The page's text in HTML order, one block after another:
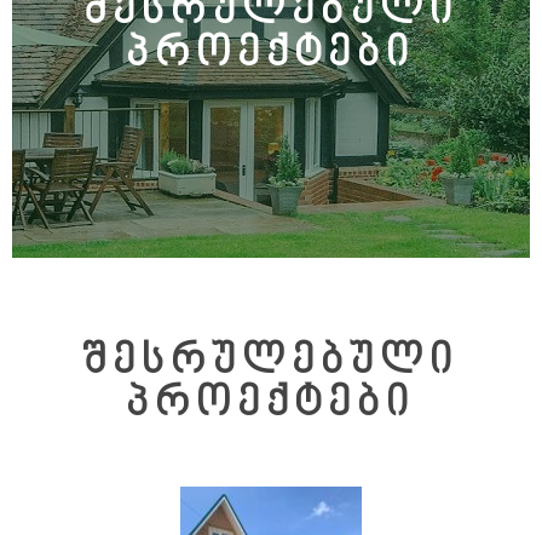
შესრულებული
პროექტები
შესრულებული
პროექტები